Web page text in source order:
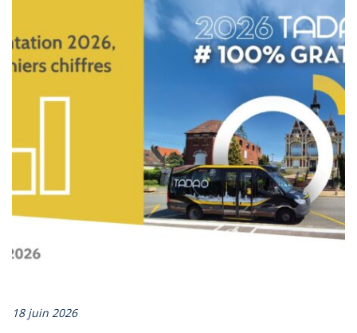
18 juin 2026